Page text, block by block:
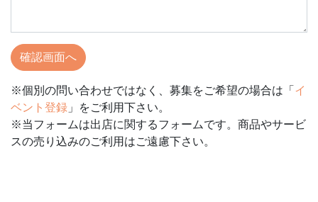
※個別の問い合わせではなく、募集をご希望の場合は「 イ
ベント登録 」をご利用下さい。
※当フォームは出店に関するフォームです。商品やサービ
スの売り込みのご利用はご遠慮下さい。